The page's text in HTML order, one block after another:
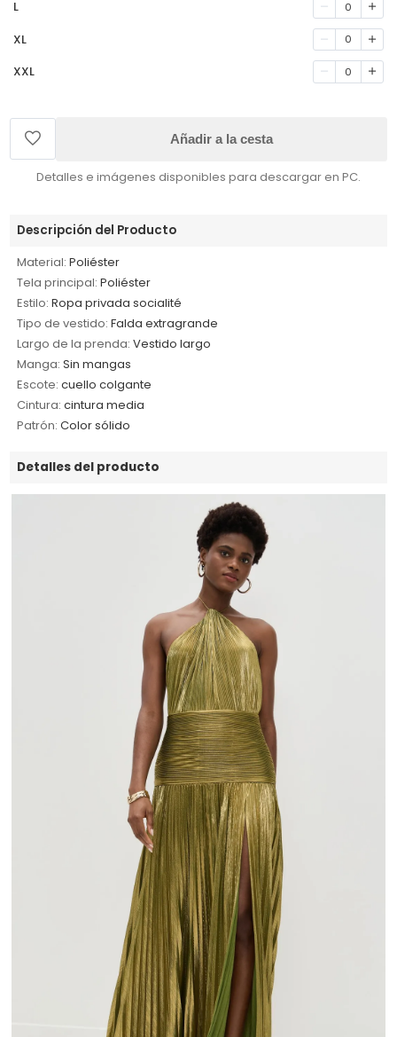
L 0
XL 0
XXL 0
Añadir a la cesta
Detalles e imágenes disponibles para descargar en PC.
Descripción del Producto
Material: Poliéster
Tela principal: Poliéster
Estilo: Ropa privada socialité
Tipo de vestido: Falda extragrande
Largo de la prenda: Vestido largo
Manga: Sin mangas
Escote: cuello colgante
Cintura: cintura media
Patrón: Color sólido
Detalles del producto